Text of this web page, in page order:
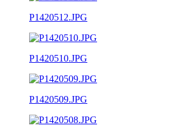
P1420512.JPG
P1420510.JPG
P1420509.JPG